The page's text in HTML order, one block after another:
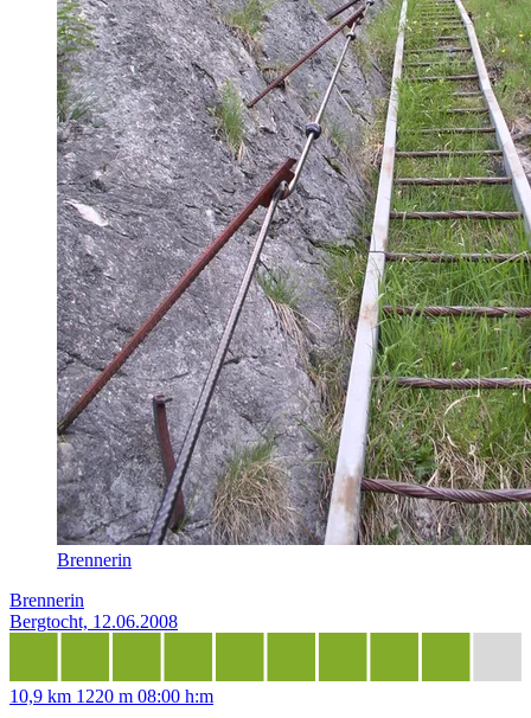
Brennerin
Brennerin
Bergtocht, 12.06.2008
10,9 km 1220 m 08:00 h:m